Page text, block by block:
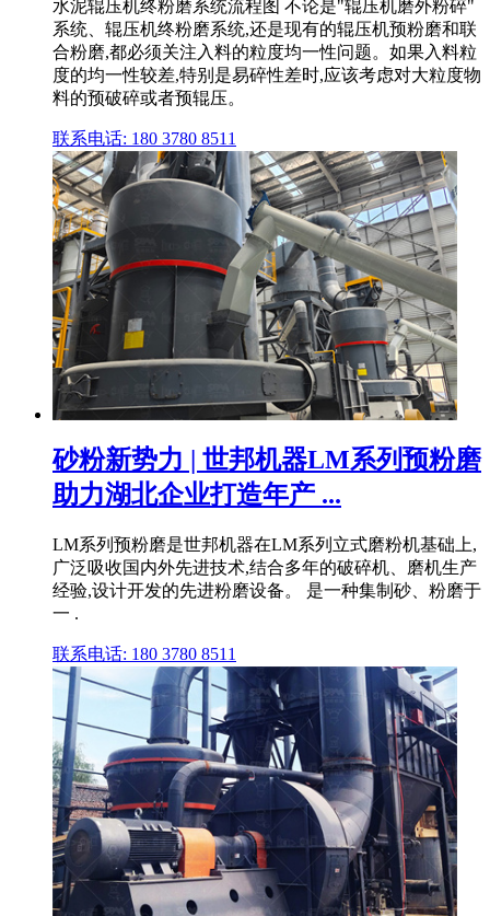
水泥辊压机终粉磨系统流程图 不论是"辊压机磨外粉碎"
系统、辊压机终粉磨系统,还是现有的辊压机预粉磨和联
合粉磨,都必须关注入料的粒度均一性问题。如果入料粒
度的均一性较差,特别是易碎性差时,应该考虑对大粒度物
料的预破碎或者预辊压。
联系电话: 180 3780 8511
砂粉新势力 | 世邦机器LM系列预粉磨
助力湖北企业打造年产 ...
LM系列预粉磨是世邦机器在LM系列立式磨粉机基础上,
广泛吸收国内外先进技术,结合多年的破碎机、磨机生产
经验,设计开发的先进粉磨设备。 是一种集制砂、粉磨于
一 .
联系电话: 180 3780 8511